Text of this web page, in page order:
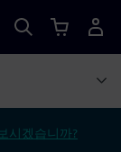
시겠습니까?